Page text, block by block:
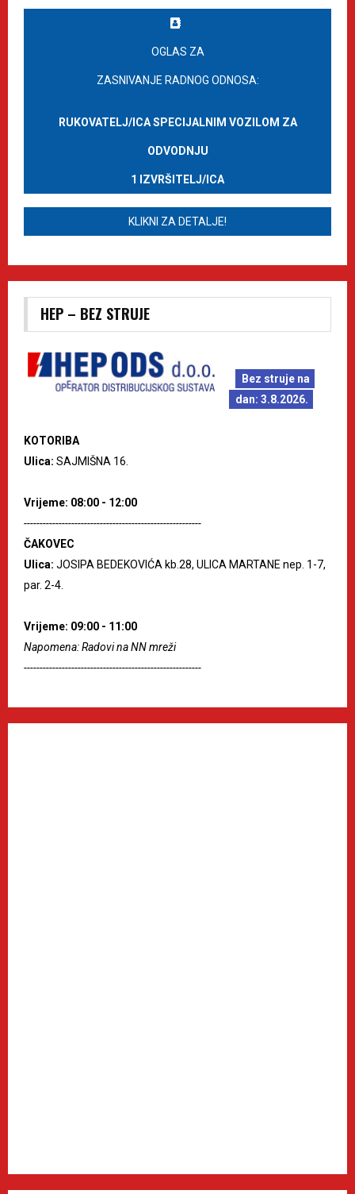
OGLAS ZA
ZASNIVANJE RADNOG ODNOSA:
RUKOVATELJ/ICA SPECIJALNIM VOZILOM ZA
ODVODNJU
1 IZVRŠITELJ/ICA
KLIKNI ZA DETALJE!
HEP – BEZ STRUJE
Bez struje na
dan: 3.8.2026.
KOTORIBA
Ulica: SAJMIŠNA 16.
Vrijeme: 08:00 - 12:00
--------------------------------------------------------
ČAKOVEC
Ulica: JOSIPA BEDEKOVIĆA kb.28, ULICA MARTANE nep. 1-7,
par. 2-4.
Vrijeme: 09:00 - 11:00
Napomena: Radovi na NN mreži
--------------------------------------------------------